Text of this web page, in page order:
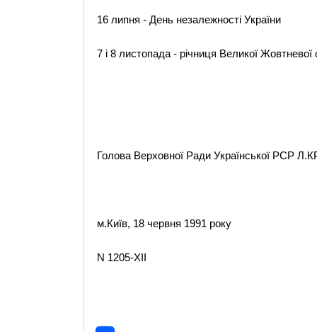
16 липня - День незалежності України
7 і 8 листопада - річниця Великої Жовтневої
Голова Верховної Ради Української РСР
м.Київ, 18 червня 1991 року
N 1205-XII